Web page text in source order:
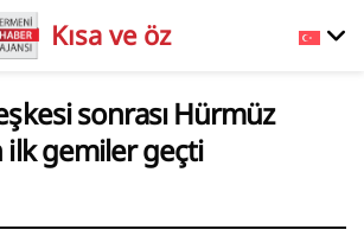
Kısa ve öz
sonrası Hürmüz
ilk gemiler geçti